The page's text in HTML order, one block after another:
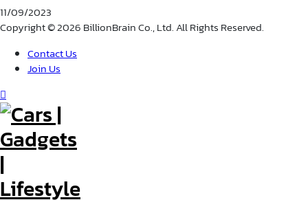
11/09/2023
Copyright © 2026 BillionBrain Co., Ltd. All Rights Reserved.
Contact Us
Join Us